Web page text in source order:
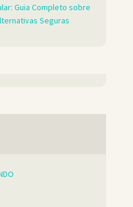
Guia Completo sobre
Seguras